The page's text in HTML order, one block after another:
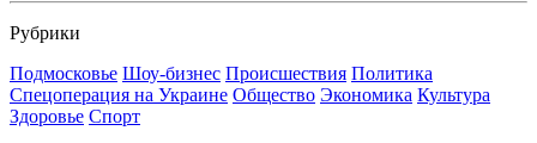
Рубрики
Подмосковье Шоу-бизнес Происшествия Политика
Спецоперация на Украине Общество Экономика Культура
Здоровье Спорт